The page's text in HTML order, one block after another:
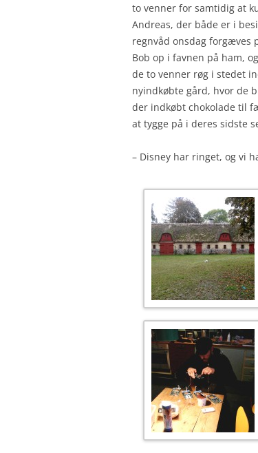
to venner for samtidig at
Andreas, der både er i
regnvåd onsdag forgæves
Bob op i favnen på ham,
de to venner røg i stedet
nyindkøbte gård, hvor de
der indkøbt chokolade til
at tygge på i deres sidste
– Disney har ringet, og vi